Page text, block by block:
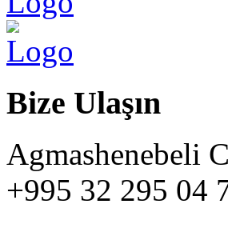
Bize Ulaşın
Agmashenebeli
+995 32 295 04